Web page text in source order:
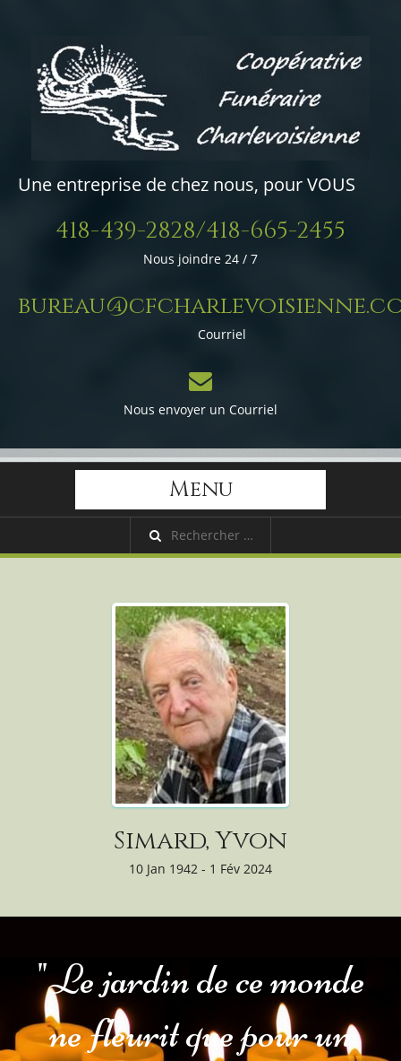
Une entreprise de chez nous, pour VOUS
418-439-2828/418-665-2455
Nous joindre 24 / 7
Courriel
Nous envoyer un Courriel
Menu
Simard, Yvon
10 Jan 1942 - 1 Fév 2024
"Le jardin de ce monde
ne fleurit que pour un